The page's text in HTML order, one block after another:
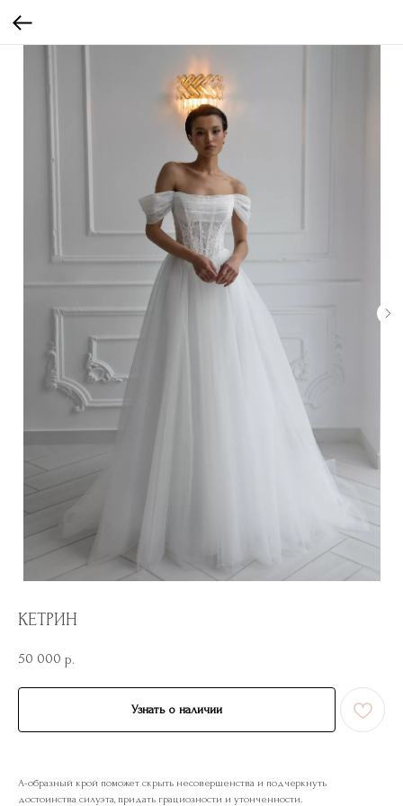
КЕТРИН
50 000 р.
Узнать о наличии
А-образный крой поможет скрыть несовершенства и подчеркнуть
достоинства силуэта, придать грациозности и утонченности.